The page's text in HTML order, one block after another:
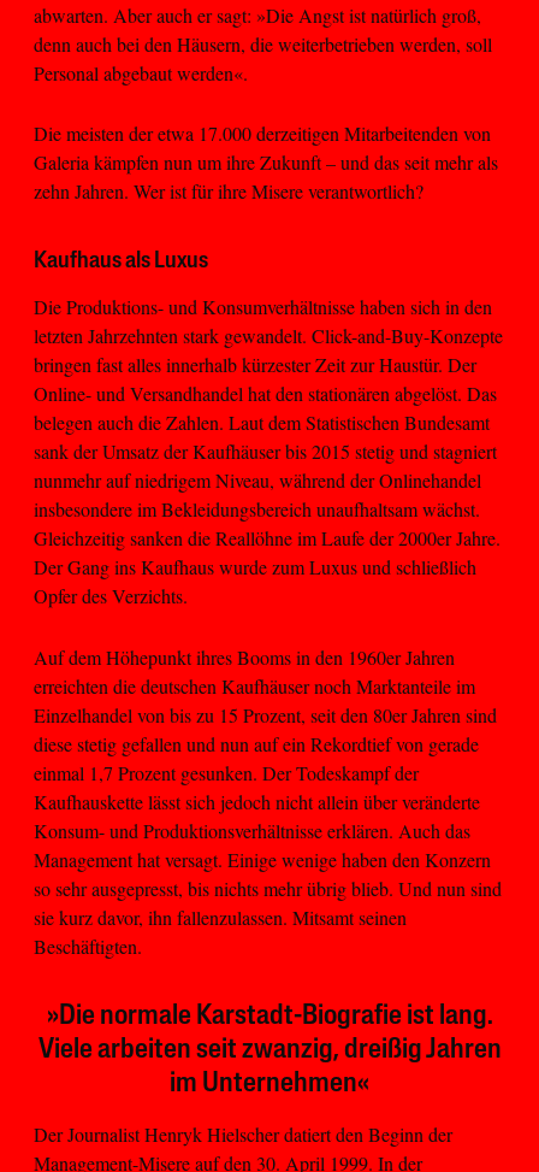
abwarten. Aber auch er sagt: »Die Angst ist natürlich groß,
denn auch bei den Häusern, die weiterbetrieben werden, soll
Personal abgebaut werden«.
Die meisten der etwa 17.000 derzeitigen Mitarbeitenden von
Galeria kämpfen nun um ihre Zukunft – und das seit mehr als
zehn Jahren. Wer ist für ihre Misere verantwortlich?
Kaufhaus als Luxus
Die Produktions- und Konsumverhältnisse haben sich in den
letzten Jahrzehnten stark gewandelt. Click-and-Buy-Konzepte
bringen fast alles innerhalb kürzester Zeit zur Haustür. Der
Online- und Versandhandel hat den stationären abgelöst. Das
belegen auch die Zahlen. Laut dem Statistischen Bundesamt
sank der Umsatz der Kaufhäuser bis 2015 stetig und stagniert
nunmehr auf niedrigem Niveau, während der Onlinehandel
insbesondere im Bekleidungsbereich unaufhaltsam wächst.
Gleichzeitig sanken die Reallöhne im Laufe der 2000er Jahre.
Der Gang ins Kaufhaus wurde zum Luxus und schließlich
Opfer des Verzichts.
Auf dem Höhepunkt ihres Booms in den 1960er Jahren
erreichten die deutschen Kaufhäuser noch Marktanteile im
Einzelhandel von bis zu 15 Prozent, seit den 80er Jahren sind
diese stetig gefallen und nun auf ein Rekordtief von gerade
einmal 1,7 Prozent gesunken. Der Todeskampf der
Kaufhauskette lässt sich jedoch nicht allein über veränderte
Konsum- und Produktionsverhältnisse erklären. Auch das
Management hat versagt. Einige wenige haben den Konzern
so sehr ausgepresst, bis nichts mehr übrig blieb. Und nun sind
sie kurz davor, ihn fallenzulassen. Mitsamt seinen
Beschäftigten.
»Die normale Karstadt-Biografie ist lang.
Viele arbeiten seit zwanzig, dreißig Jahren
im Unternehmen«
Der Journalist Henryk Hielscher datiert den Beginn der
Management-Misere auf den 30. April 1999. In der